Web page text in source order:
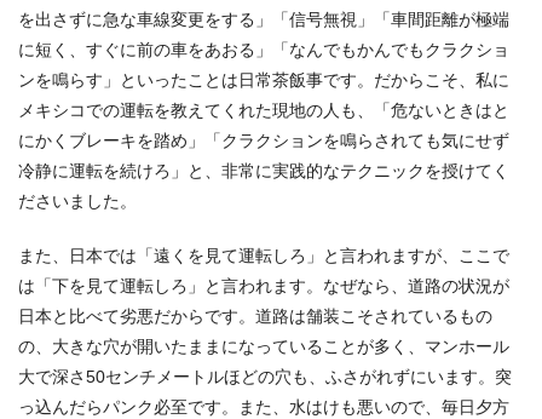
を出さずに急な車線変更をする」「信号無視」「車間距離が極端
に短く、すぐに前の車をあおる」「なんでもかんでもクラクショ
ンを鳴らす」といったことは日常茶飯事です。だからこそ、私に
メキシコでの運転を教えてくれた現地の人も、「危ないときはと
にかくブレーキを踏め」「クラクションを鳴らされても気にせず
冷静に運転を続けろ」と、非常に実践的なテクニックを授けてく
ださいました。
また、日本では「遠くを見て運転しろ」と言われますが、ここで
は「下を見て運転しろ」と言われます。なぜなら、道路の状況が
日本と比べて劣悪だからです。道路は舗装こそされているもの
の、大きな穴が開いたままになっていることが多く、マンホール
大で深さ50センチメートルほどの穴も、ふさがれずにいます。突
っ込んだらパンク必至です。また、水はけも悪いので、毎日夕方